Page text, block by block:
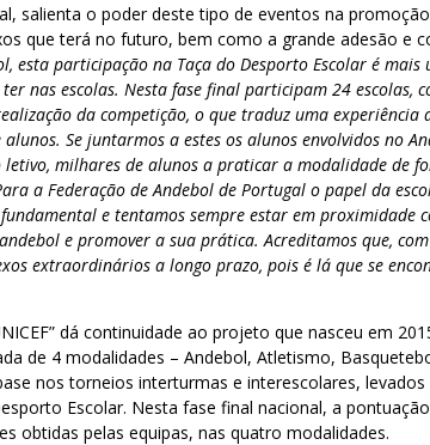
salienta o poder deste tipo de eventos na
que terá no futuro, bem como a grande adesão e
esta participação na Taça do Desporto Escolar é
nas escolas. Nesta fase final participam 24 escolas,
da competição, o que traduz uma experiência
Se juntarmos a estes os alunos envolvidos no
letivo, milhares de alunos a praticar a modalidade de
a Federação de Andebol de Portugal o papel da
e tentamos sempre estar em proximidade
e promover a sua prática. Acreditamos que,
extraordinários a longo prazo, pois é lá que se
dá continuidade ao projeto que nasceu em
de 4 modalidades – Andebol, Atletismo,
nos torneios interturmas e interescolares,
Escolar. Nesta fase final nacional, a
obtidas pelas equipas, nas quatro modalidades.